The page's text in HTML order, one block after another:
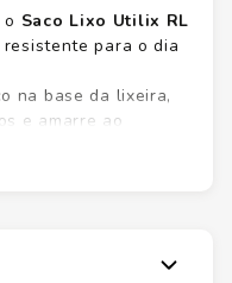
Saco Lixo Utilix RL
para o dia
na base da lixeira,
e amarre ao
O conjunto de 30
e melhor higiene em